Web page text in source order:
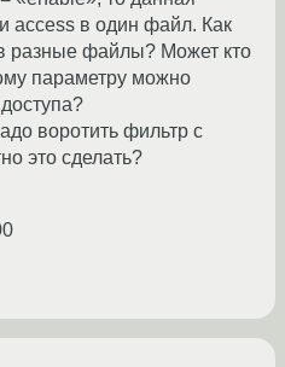
access в один файл. Как
разные файлы? Может кто
параметру можно
воротить фильтр с
это сделать?